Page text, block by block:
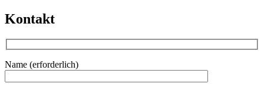
Kontakt
Name (erforderlich)